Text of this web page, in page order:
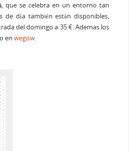
, que se celebra en un entorno tan
de día también están disponibles,
del domingo a 35 €. Ademas los
o en wegow.